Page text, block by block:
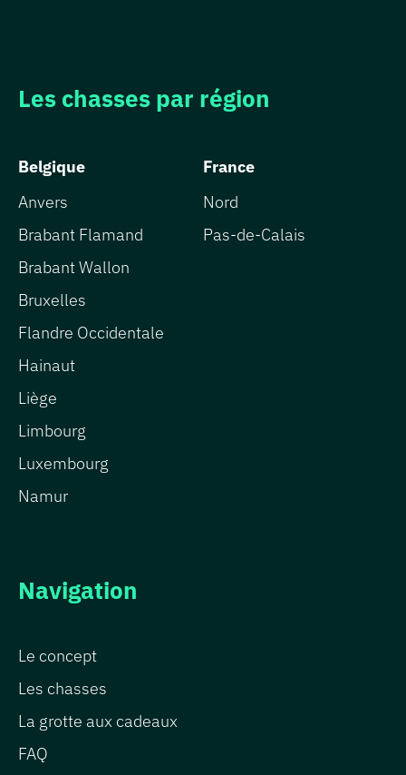
Navigation
Le concept
Les chasses
La grotte aux cadeaux
FAQ
Les chasses par région
Belgique
Anvers
Brabant Flamand
Brabant Wallon
Bruxelles
Flandre Occidentale
Hainaut
Liège
Limbourg
Luxembourg
Namur
France
Nord
Pas-de-Calais